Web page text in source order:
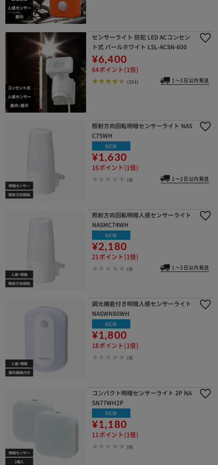
センサーライト 防犯 LED ACコンセン
ト式 パールホワイト LSL-ACSN-600
¥6,400
64ポイント(1倍)
(231) 1～3日以内発送
照射方向回転明暗センサーライト NAS
C75WH
NEW
¥1,630
16ポイント(1倍)
(0) 1～3日以内発送
照射方向回転明暗人感センサーライト
NASMC74WH
NEW
¥2,180
21ポイント(1倍)
(0) 1～3日以内発送
調光機能付き明暗人感センサーライト
NASWN80WH
NEW
¥1,800
18ポイント(1倍)
(0)
コンパクト明暗センサーライト 2P NA
SN77WH2P
NEW
¥1,180
11ポイント(1倍)
(0)